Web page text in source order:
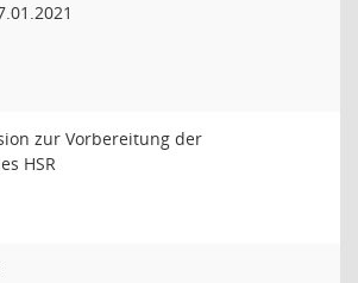
zur Vorbereitung der
HSR